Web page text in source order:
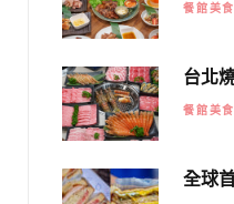
餐館美食
餐館美食